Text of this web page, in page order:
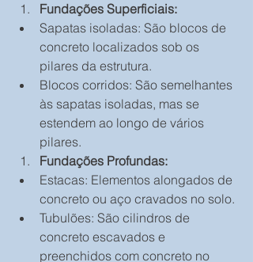
Fundações Superficiais:
Sapatas isoladas: São blocos de
concreto localizados sob os
pilares da estrutura.
Blocos corridos: São semelhantes
às sapatas isoladas, mas se
estendem ao longo de vários
pilares.
Fundações Profundas:
Estacas: Elementos alongados de
concreto ou aço cravados no solo.
Tubulões: São cilindros de
concreto escavados e
preenchidos com concreto no